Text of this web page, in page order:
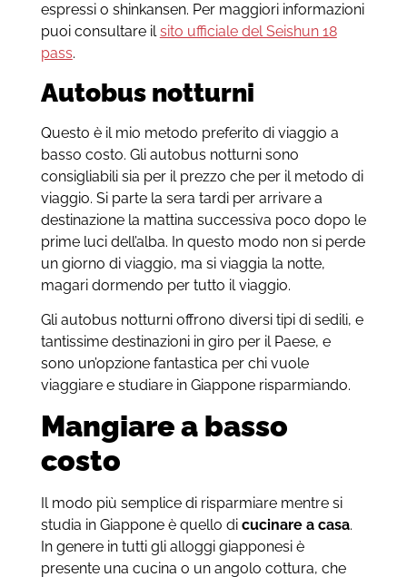
espressi o shinkansen. Per maggiori informazioni
puoi consultare ilsito ufficiale del Seishun 18
pass.
Autobus notturni
Questo è il mio metodo preferito di viaggio a
basso costo. Gli autobus notturni sono
consigliabili sia per il prezzo che per il metodo di
viaggio. Si parte la sera tardi per arrivare a
destinazione la mattina successiva poco dopo le
prime luci dell’alba. In questo modo non si perde
un giorno di viaggio, ma si viaggia la notte,
magari dormendo per tutto il viaggio.
Gli autobus notturni offrono diversi tipi di sedili, e
tantissime destinazioni in giro per il Paese, e
sono un’opzione fantastica per chi vuole
viaggiare e studiare in Giappone risparmiando.
Mangiare a basso
costo
Il modo più semplice di risparmiare mentre si
studia in Giappone è quello di cucinare a casa.
In genere in tutti gli alloggi giapponesi è
presente una cucina o un angolo cottura, che